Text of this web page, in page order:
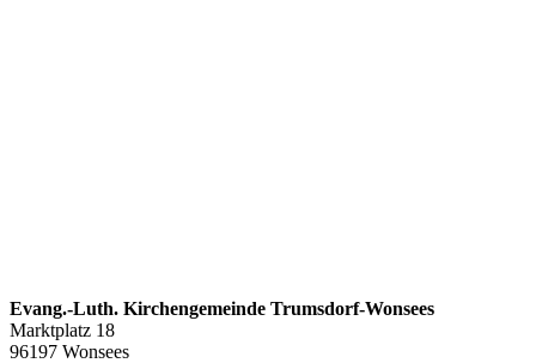
Evang.-Luth. Kirchengemeinde Trumsdorf-Wonsees
Marktplatz 18
96197 Wonsees